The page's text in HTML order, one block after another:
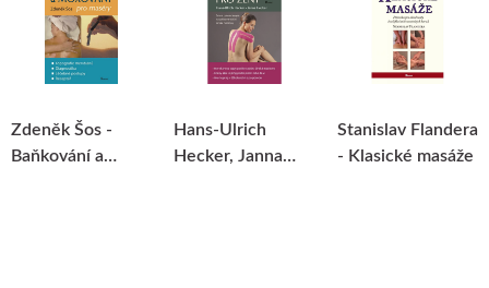
Zdeněk Šos -
Baňkování a
Hans-Ulrich
Hecker, Janna
Stanislav Flandera
- Klasické masáže